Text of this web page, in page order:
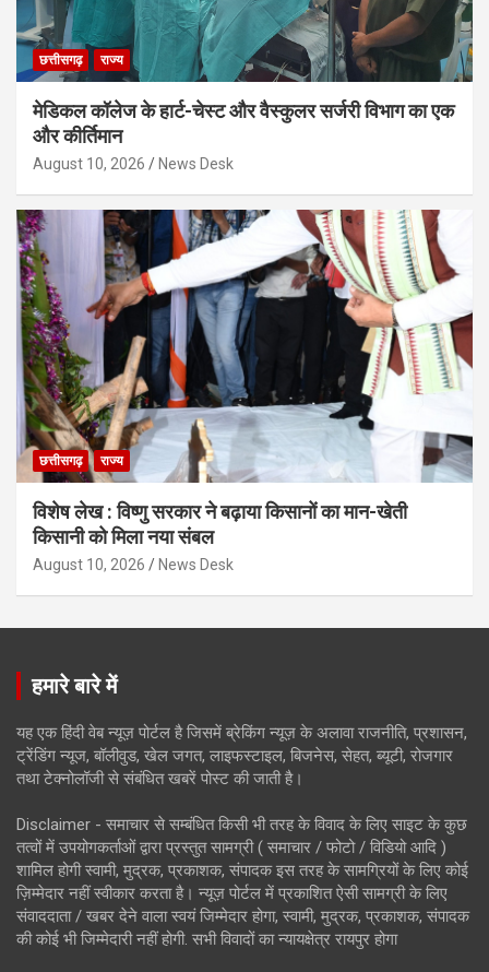
छत्तीसगढ़ राज्य
मेडिकल कॉलेज के हार्ट-चेस्ट और वैस्कुलर सर्जरी विभाग का एक
और कीर्तिमान
August 10, 2026 News Desk
छत्तीसगढ़ राज्य
विशेष लेख : विष्णु सरकार ने बढ़ाया किसानों का मान-खेती
किसानी को मिला नया संबल
August 10, 2026 News Desk
हमारे बारे में
यह एक हिंदी वेब न्यूज़ पोर्टल है जिसमें ब्रेकिंग न्यूज़ के अलावा राजनीति, प्रशासन,
ट्रेंडिंग न्यूज, बॉलीवुड, खेल जगत, लाइफस्टाइल, बिजनेस, सेहत, ब्यूटी, रोजगार
तथा टेक्नोलॉजी से संबंधित खबरें पोस्ट की जाती है।
Disclaimer - समाचार से सम्बंधित किसी भी तरह के विवाद के लिए साइट के कुछ
तत्वों में उपयोगकर्ताओं द्वारा प्रस्तुत सामग्री ( समाचार / फोटो / विडियो आदि )
शामिल होगी स्वामी, मुद्रक, प्रकाशक, संपादक इस तरह के सामग्रियों के लिए कोई
ज़िम्मेदार नहीं स्वीकार करता है। न्यूज़ पोर्टल में प्रकाशित ऐसी सामग्री के लिए
संवाददाता / खबर देने वाला स्वयं जिम्मेदार होगा, स्वामी, मुद्रक, प्रकाशक, संपादक
की कोई भी जिम्मेदारी नहीं होगी. सभी विवादों का न्यायक्षेत्र रायपुर होगा